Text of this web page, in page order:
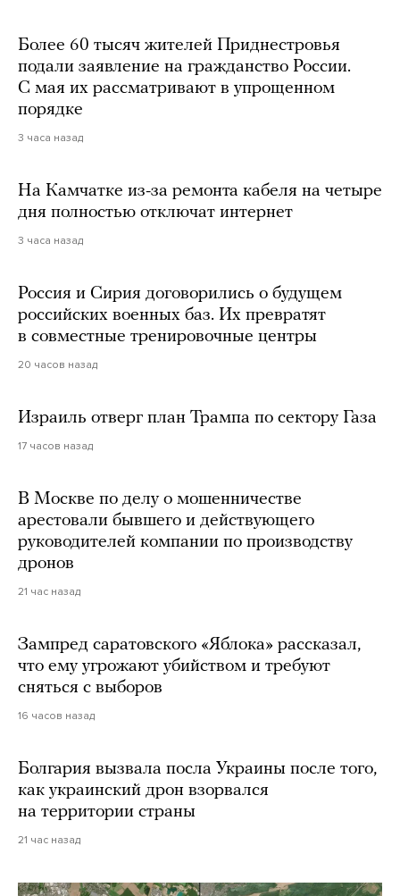
Более 60 тысяч жителей Приднестровья
подали заявление на гражданство России.
С мая их рассматривают в упрощенном
порядке
3 часа назад
На Камчатке из-за ремонта кабеля на четыре
дня полностью отключат интернет
3 часа назад
Россия и Сирия договорились о будущем
российских военных баз. Их превратят
в совместные тренировочные центры
20 часов назад
Израиль отверг план Трампа по сектору Газа
17 часов назад
В Москве по делу о мошенничестве
арестовали бывшего и действующего
руководителей компании по производству
дронов
21 час назад
Зампред саратовского «Яблока» рассказал,
что ему угрожают убийством и требуют
сняться с выборов
16 часов назад
Болгария вызвала посла Украины после того,
как украинский дрон взорвался
на территории страны
21 час назад